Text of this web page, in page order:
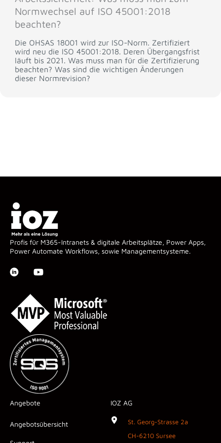
Normwechsel auf ISO 45001:2018
beachten?
Die OHSAS 18001 wird zur ISO-Norm. Zertifiziert
wird neu die ISO 45001:2018. Deren Übergangsfrist
läuft bis 2021. Was muss man für die Zertifizierung
beachten? Was sind die wichtigen Änderungen
dieser Normrevision?
Profis für M365-Intranets & digitale Arbeitsplätze, Power Apps,
Power Automate Workflows, sowie Managementsysteme.
Angebote
Angebotsübersicht
IOZ AG
St. Georg-Strasse 2a
CH-6210 Sursee